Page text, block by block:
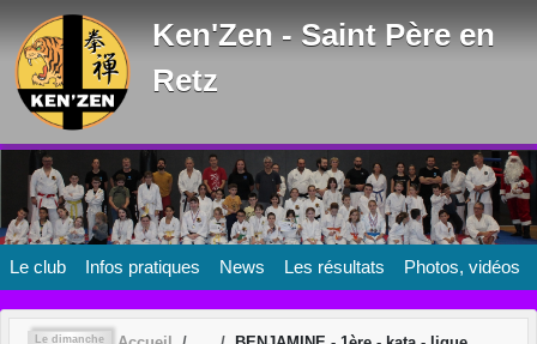
Ken'Zen - Saint Père en
Retz
Le club Infos pratiques News Les résultats Photos, vidéos
Le dimanche
Panneau de gestion des cookies